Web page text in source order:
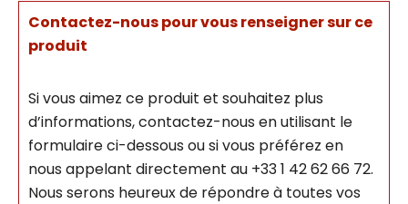
Contactez-nous pour vous renseigner sur ce
produit
Si vous aimez ce produit et souhaitez plus
d’informations, contactez-nous en utilisant le
formulaire ci-dessous ou si vous préférez en
nous appelant directement au +33 1 42 62 66 72.
Nous serons heureux de répondre à toutes vos